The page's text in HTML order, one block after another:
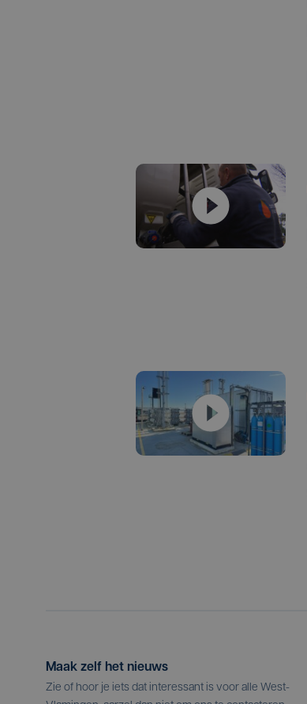
Maak zelf het nieuws
Zie of hoor je iets dat interessant is voor alle West-